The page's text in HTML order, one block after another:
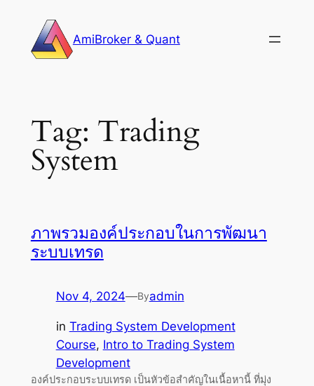
content
AmiBroker & Quant
Tag: Trading
System
ภาพรวมองค์ประกอบในการพัฒนา
ระบบเทรด
Nov 4, 2024—Byadmin
in Trading System Development
Course, Intro to Trading System
Development
องค์ประกอบระบบเทรด เป็นหัวข้อสำคัญในเนื้อหานี้ ที่มุ่ง